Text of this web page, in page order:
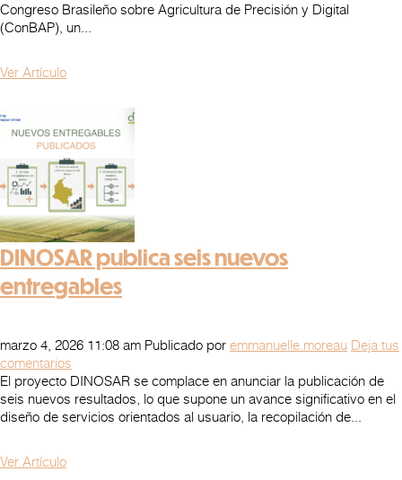
Congreso Brasileño sobre Agricultura de Precisión y Digital
(ConBAP), un...
Ver Artículo
DINOSAR publica seis nuevos
entregables
marzo 4, 2026 11:08 am Publicado por emmanuelle.moreau Deja tus
comentarios
El proyecto DINOSAR se complace en anunciar la publicación de
seis nuevos resultados, lo que supone un avance significativo en el
diseño de servicios orientados al usuario, la recopilación de...
Ver Artículo